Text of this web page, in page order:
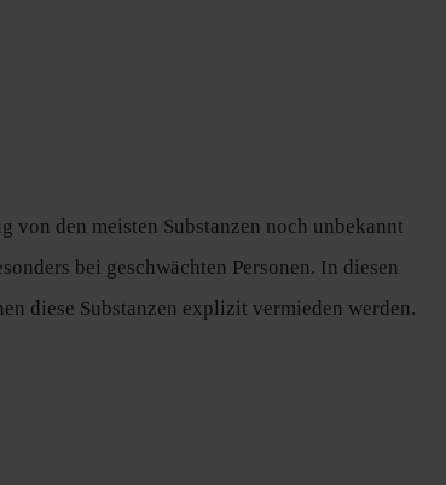
den meisten Substanzen noch unbekannt
bei geschwächten Personen. In diesen
diese Substanzen explizit vermieden werden.